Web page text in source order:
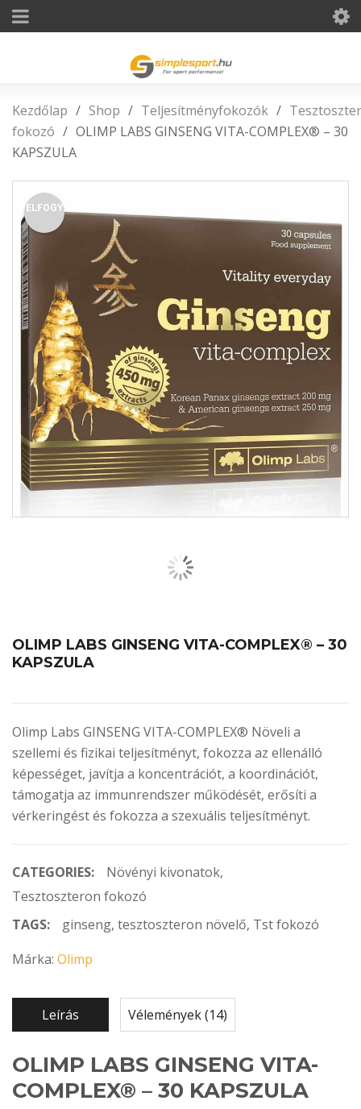
Kezdőlap / Shop / Teljesítményfokozók /
fokozó / OLIMP LABS GINSENG VITA-COMPLEX® – 30
KAPSZULA
ELFOGY.
OLIMP LABS GINSENG VITA-COMPLEX® – 30
KAPSZULA
Olimp Labs GINSENG VITA-COMPLEX® Növeli a
szellemi és fizikai teljesítményt, fokozza az ellenálló
képességet, javítja a koncentrációt, a koordinációt,
támogatja az immunrendszer működését, erősíti a
vérkeringést és fokozza a szexuális teljesítményt.
CATEGORIES: Növényi kivonatok,
Tesztoszteron fokozó
TAGS:
ginseng, tesztoszteron növelő, Tst fokozó
Márka: Olimp
Leírás Vélemények (14)
OLIMP LABS GINSENG VITA-
COMPLEX® – 30 KAPSZULA